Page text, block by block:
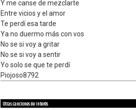
Y me canse de mezclarte
Entre vicios y el amor
Te perdí esa tarde
Ya no duermo más con vos
No se si voy a gritar
No se si voy a sentir
Yo solo se que te perdí
Piojoso8792
Otras canciones de interés